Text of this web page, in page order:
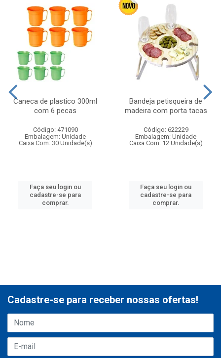
Caneca de plastico 300ml
com 6 pecas
Código: 471090
Embalagem: Unidade
Caixa Com: 30 Unidade(s)
Faça seu login ou
cadastre-se para
comprar.
Bandeja petisqueira de
madeira com porta tacas
Código: 622229
Embalagem: Unidade
Caixa Com: 12 Unidade(s)
Faça seu login ou
cadastre-se para
comprar.
Cadastre-se para receber nossas ofertas!